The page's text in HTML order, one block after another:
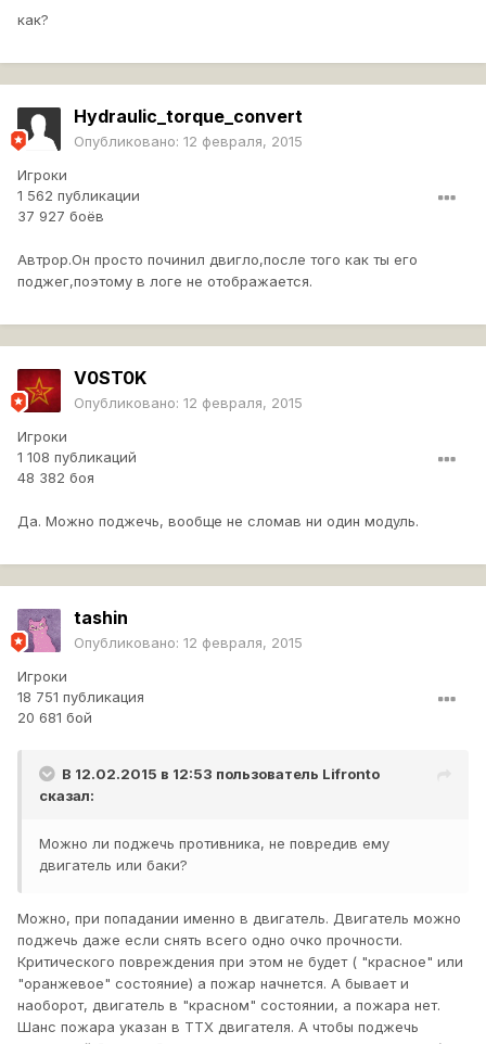
как?
Hydraulic_torque_convert
Опубликовано: 12 февраля, 2015
Игроки
1 562 публикации
37 927 боёв
Автрор.Он просто починил двигло,после того как ты его
поджег,поэтому в логе не отображается.
V0ST0K
Опубликовано: 12 февраля, 2015
Игроки
1 108 публикаций
48 382 боя
Да. Можно поджечь, вообще не сломав ни один модуль.
tashin
Опубликовано: 12 февраля, 2015
Игроки
18 751 публикация
20 681 бой
В 12.02.2015 в 12:53 пользователь Lifronto
сказал:
Можно ли поджечь противника, не повредив ему
двигатель или баки?
Можно, при попадании именно в двигатель. Двигатель можно
поджечь даже если снять всего одно очко прочности.
Критического повреждения при этом не будет ( "красное" или
"оранжевое" состояние) а пожар начнется. А бывает и
наоборот, двигатель в "красном" состоянии, а пожара нет.
Шанс пожара указан в ТТХ двигателя. А чтобы поджечь